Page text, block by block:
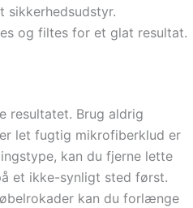
og filtes for et glat resultat.
resultatet. Brug aldrig
let fugtig mikrofiberklud er
kan du fjerne lette
et ikke-synligt sted først.
kan du forlænge